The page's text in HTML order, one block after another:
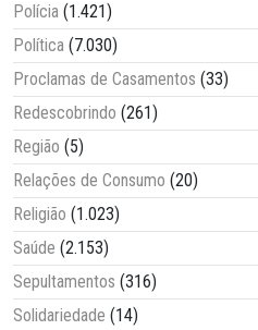
Polícia (1.421)
Política (7.030)
Proclamas de Casamentos (33)
Redescobrindo (261)
Região (5)
Relações de Consumo (20)
Religião (1.023)
Saúde (2.153)
Sepultamentos (316)
Solidariedade (14)